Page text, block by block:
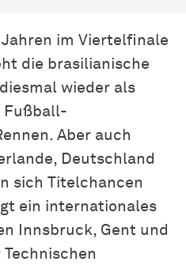
im Viertelfinale
die brasilianische
wieder als
Fußball-
Aber auch
Deutschland
sich Titelchancen
ein internationales
Innsbruck, Gent und